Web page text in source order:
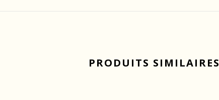
PRODUITS SIMILAIRES